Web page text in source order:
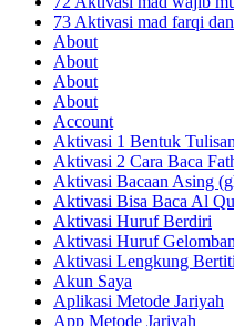
73 Aktivasi mad farqi
About
About
About
About
Account
Aktivasi 1 Bentuk
Aktivasi 2 Cara Baca
Aktivasi Bacaan Asing
Aktivasi Bisa Baca Al
Aktivasi Huruf Berdiri
Aktivasi Huruf
Aktivasi Lengkung
Akun Saya
Aplikasi Metode Jariyah
App Metode Jariyah